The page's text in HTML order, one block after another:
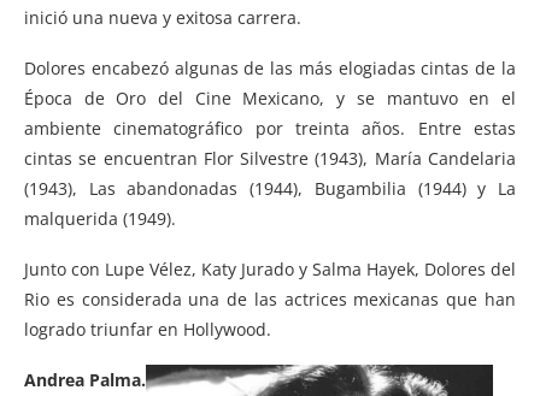
inició una nueva y exitosa carrera.
Dolores encabezó algunas de las más elogiadas cintas de la
Época de Oro del Cine Mexicano, y se mantuvo en el
ambiente cinematográfico por treinta años. Entre estas
cintas se encuentran Flor Silvestre (1943), María Candelaria
(1943), Las abandonadas (1944), Bugambilia (1944) y La
malquerida (1949).
Junto con Lupe Vélez, Katy Jurado y Salma Hayek, Dolores del
Rio es considerada una de las actrices mexicanas que han
logrado triunfar en Hollywood.
Andrea Palma.